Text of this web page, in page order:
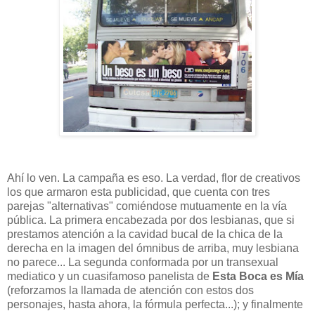
Ahí lo ven. La campaña es eso. La verdad, flor de creativos
los que armaron esta publicidad, que cuenta con tres
parejas "alternativas" comiéndose mutuamente en la vía
pública. La primera encabezada por dos lesbianas, que si
prestamos atención a la cavidad bucal de la chica de la
derecha en la imagen del ómnibus de arriba, muy lesbiana
no parece... La segunda conformada por un transexual
mediatico y un cuasifamoso panelista de Esta Boca es Mía
(reforzamos la llamada de atención con estos dos
personajes, hasta ahora, la fórmula perfecta...); y finalmente